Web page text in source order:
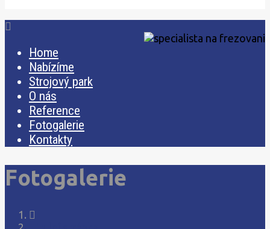
Home
Nabízíme
Strojový park
O nás
Reference
Fotogalerie
Kontakty
Fotogalerie